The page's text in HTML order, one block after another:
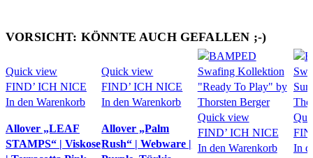
VORSICHT: KÖNNTE AUCH GEFALLEN ;-)
Quick view
FIND’ ICH NICE
In den Warenkorb
Allover „LEAF
STAMPS“ | Viskose
Quick view
FIND’ ICH NICE
In den Warenkorb
Allover „Palm
Rush“ | Webware |
Quick view
FIND’ ICH NICE
In den Warenkorb
In